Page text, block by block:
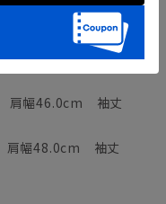
肩幅44.0cm 袖丈
肩幅46.0cm 袖丈
肩幅48.0cm 袖丈